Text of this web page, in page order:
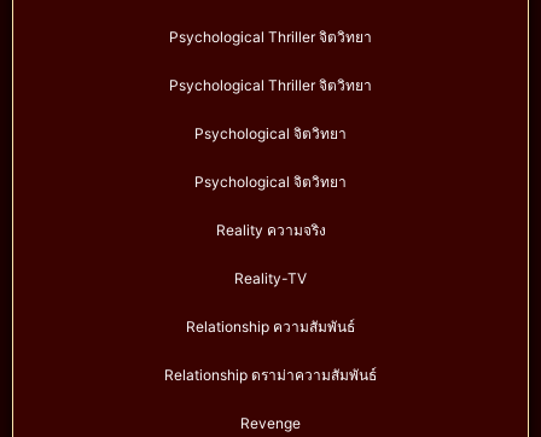
Psychological Thriller จิตวิทยา
Psychological Thriller จิตวิทยา
Psychological จิตวิทยา
Psychological จิตวิทยา
Reality ความจริง
Reality-TV
Relationship ความสัมพันธ์
Relationship ดราม่าความสัมพันธ์
Revenge